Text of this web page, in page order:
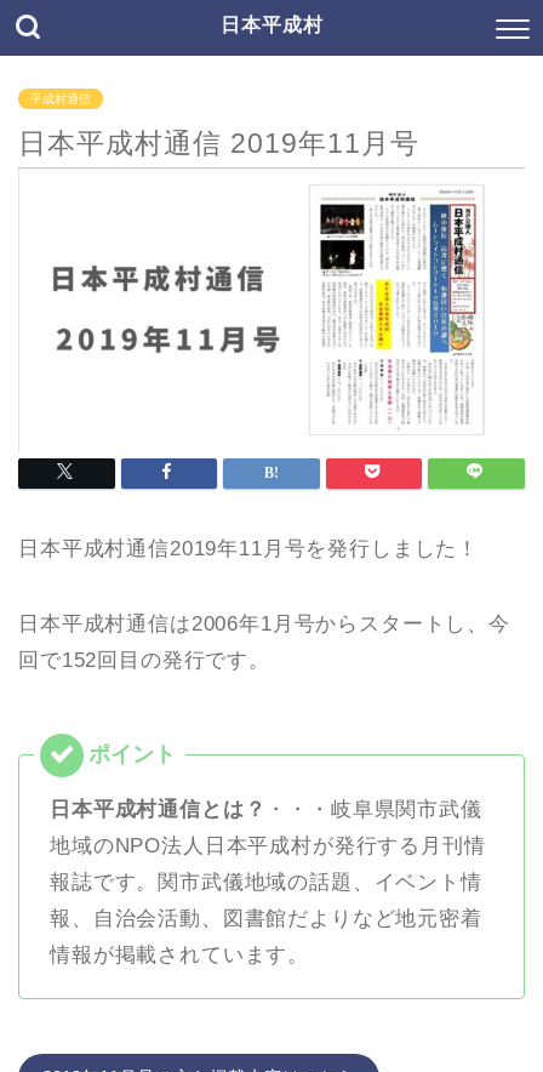
日本平成村
平成村通信
日本平成村通信 2019年11月号
日本平成村通信2019年11月号を発行しました！
日本平成村通信は2006年1月号からスタートし、今
回で152回目の発行です。
日本平成村通信とは？ ・・・岐阜県関市武儀
地域のNPO法人日本平成村が発行する月刊情
報誌です。関市武儀地域の話題、イベント情
報、自治会活動、図書館だよりなど地元密着
情報が掲載されています。